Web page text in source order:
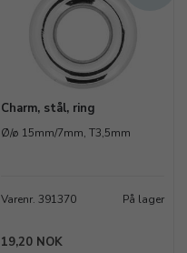
Charm, stål, ring
Ø/ø 15mm/7mm, T3,5mm
Varenr. 391370 På lager
19,20 NOK